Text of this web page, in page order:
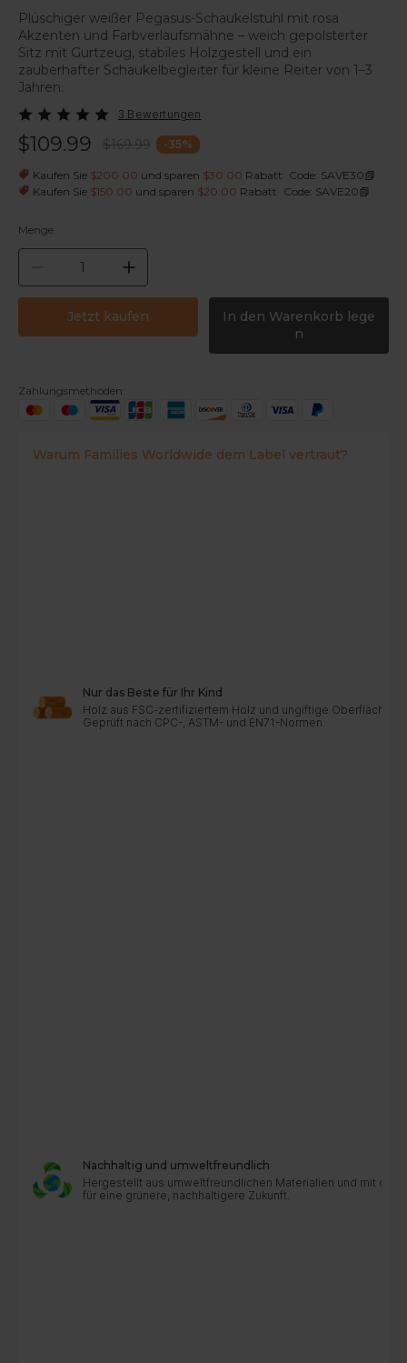
Plüschiger weißer Pegasus-Schaukelstuhl mit rosa
Akzenten und Farbverlaufsmähne – weich gepolsterter
Sitz mit Gurtzeug, stabiles Holzgestell und ein
zauberhafter Schaukelbegleiter für kleine Reiter von 1–3
Jahren.
3 Bewertungen
-35%
$109.99 $169.99
Kaufen Sie $200.00 und sparen $30.00 Rabatt Code: SAVE30
Kaufen Sie $150.00 und sparen $20.00 Rabatt Code: SAVE20
Menge
Jetzt kaufen
In den Warenkorb lege
n
Zahlungsmethoden:
Warum Families Worldwide dem Label vertraut?
Nur das Beste für Ihr Kind
Holz aus FSC-zertifiziertem Holz und ungiftige
Geprüft nach CPC-, ASTM- und EN71-Normen.
Nachhaltig und umweltfreundlich
Hergestellt aus umweltfreundlichen Materialien und mit
für eine grünere, nachhaltigere Zukunft.